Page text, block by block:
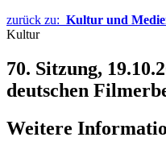
zurück zu: Kultur und
Kultur
70. Sitzung,
deutschen
Weitere